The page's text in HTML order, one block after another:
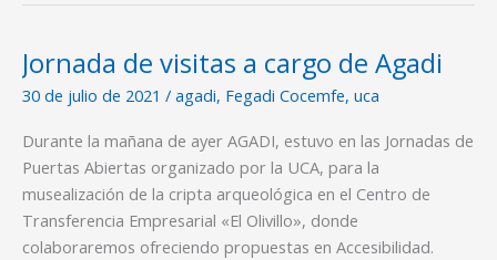
Jornada de visitas a cargo de Agadi
30 de julio de 2021 / agadi, Fegadi Cocemfe, uca
Durante la mañana de ayer AGADI, estuvo en las Jornadas de
Puertas Abiertas organizado por la UCA, para la
musealización de la cripta arqueológica en el Centro de
Transferencia Empresarial «El Olivillo», donde
colaboraremos ofreciendo propuestas en Accesibilidad.
Jornada
de
a
cargo
de
Agadi